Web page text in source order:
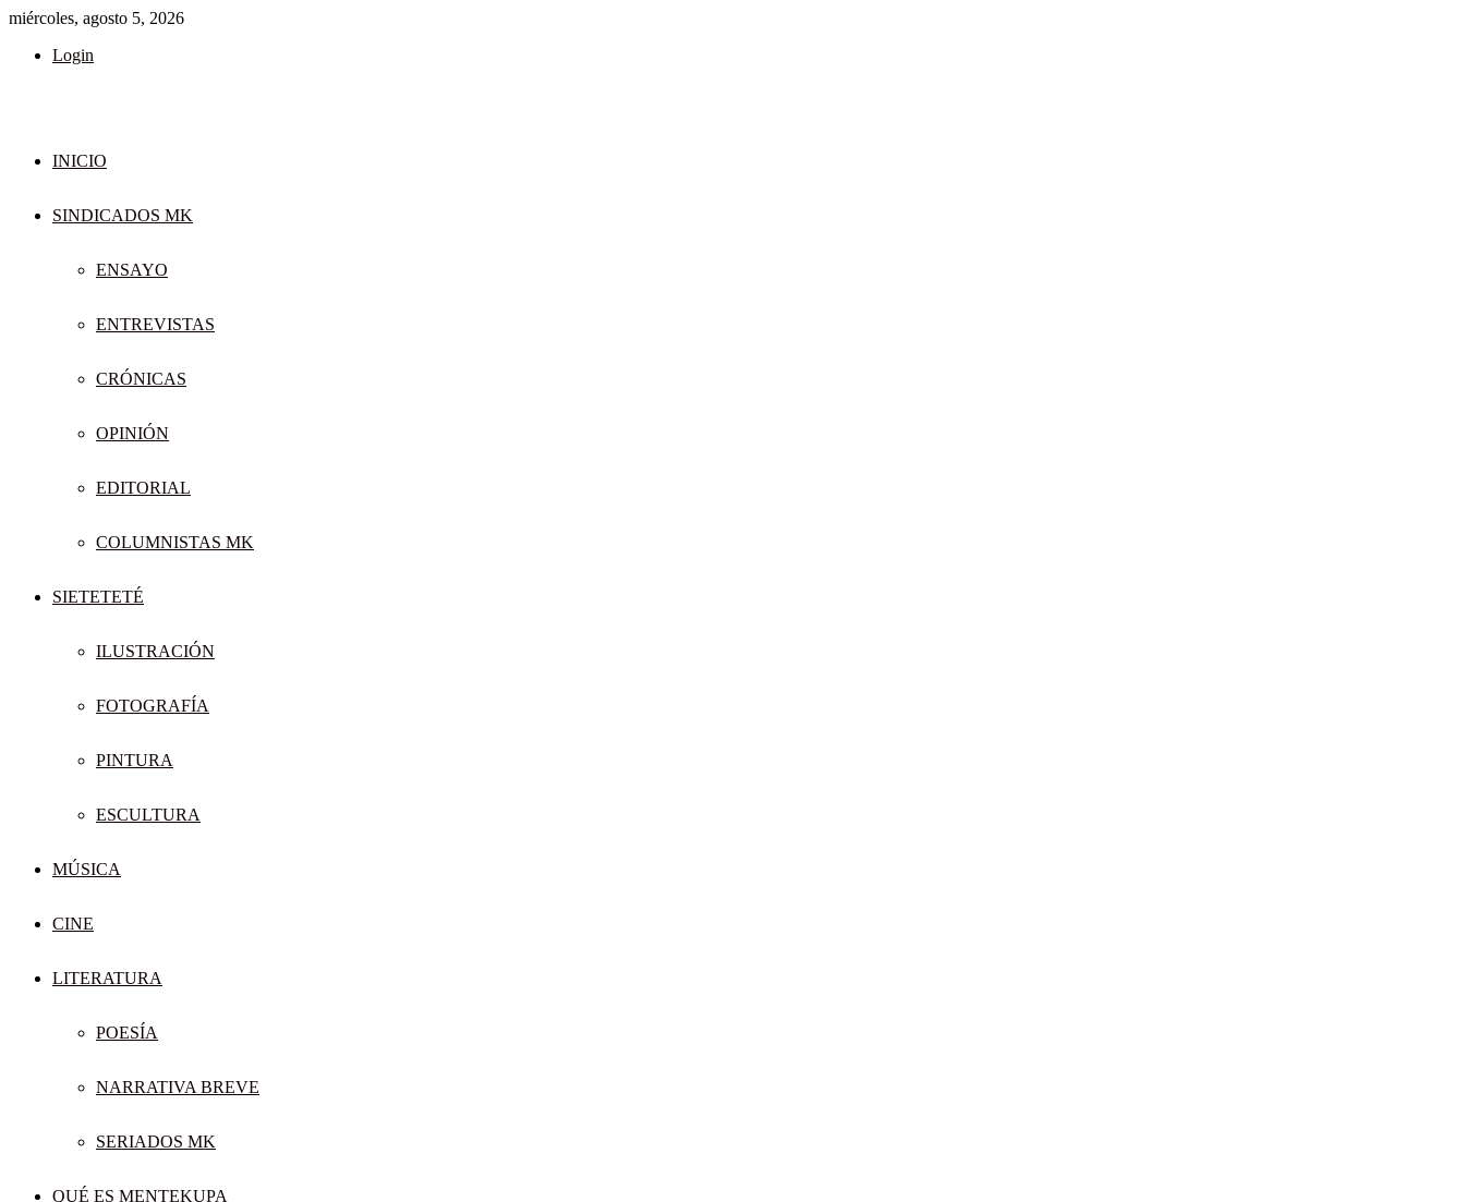
miércoles, agosto 5, 2026
Login
INICIO
SINDICADOS MK
ENSAYO
ENTREVISTAS
CRÓNICAS
OPINIÓN
EDITORIAL
COLUMNISTAS MK
SIETETETÉ
ILUSTRACIÓN
FOTOGRAFÍA
PINTURA
ESCULTURA
MÚSICA
CINE
LITERATURA
POESÍA
NARRATIVA BREVE
SERIADOS MK
QUÉ ES MENTEKUPA